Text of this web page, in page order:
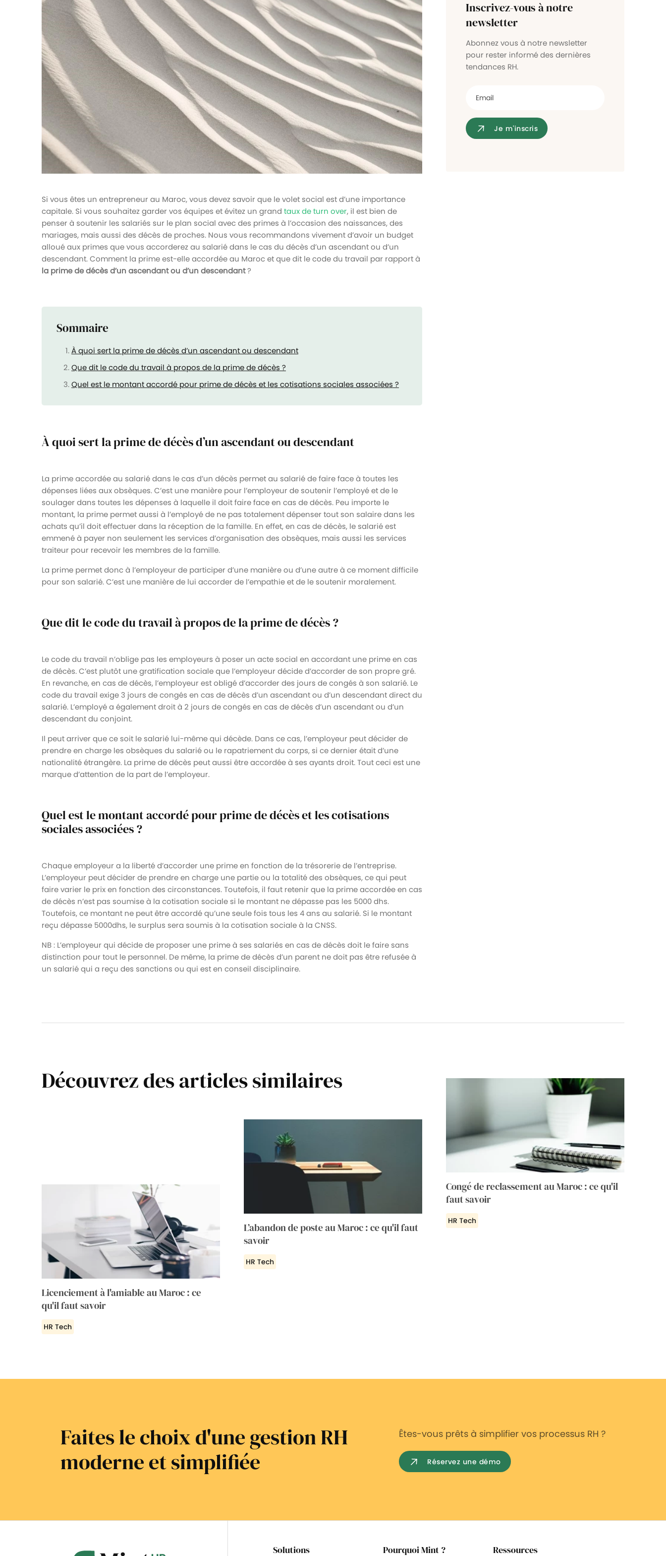
Si vous êtes un entrepreneur au Maroc, vous devez savoir que le volet social est d’une importance
capitale. Si vous souhaitez garder vos équipes et évitez un grand taux de turn over, il est bien de
penser à soutenir les salariés sur le plan social avec des primes à l’occasion des naissances, des
mariages, mais aussi des décès de proches. Nous vous recommandons vivement d’avoir un budget
alloué aux primes que vous accorderez au salarié dans le cas du décès d’un ascendant ou d’un
descendant. Comment la prime est-elle accordée au Maroc et que dit le code du travail par rapport à
la prime de décès d’un ascendant ou d’un descendant?
Sommaire
À quoi sert la prime de décès d’un ascendant ou descendant
Que dit le code du travail à propos de la prime de décès ?
Quel est le montant accordé pour prime de décès et les cotisations sociales associées ?
À quoi sert la prime de décès d’un ascendant ou descendant
La prime accordée au salarié dans le cas d’un décès permet au salarié de faire face à toutes les
dépenses liées aux obsèques. C’est une manière pour l’employeur de soutenir l’employé et de le
soulager dans toutes les dépenses à laquelle il doit faire face en cas de décès. Peu importe le
montant, la prime permet aussi à l’employé de ne pas totalement dépenser tout son salaire dans les
achats qu’il doit effectuer dans la réception de la famille. En effet, en cas de décès, le salarié est
emmené à payer non seulement les services d’organisation des obsèques, mais aussi les services
traiteur pour recevoir les membres de la famille.
La prime permet donc à l’employeur de participer d’une manière ou d’une autre à ce moment difficile
pour son salarié. C’est une manière de lui accorder de l’empathie et de le soutenir moralement.
Que dit le code du travail à propos de la prime de décès ?
Le code du travail n’oblige pas les employeurs à poser un acte social en accordant une prime en cas
de décès. C’est plutôt une gratification sociale que l’employeur décide d’accorder de son propre gré.
En revanche, en cas de décès, l’employeur est obligé d’accorder des jours de congés à son salarié. Le
code du travail exige 3 jours de congés en cas de décès d’un ascendant ou d’un descendant direct du
salarié. L’employé a également droit à 2 jours de congés en cas de décès d’un ascendant ou d’un
descendant du conjoint.
Il peut arriver que ce soit le salarié lui-même qui décède. Dans ce cas, l’employeur peut décider de
prendre en charge les obsèques du salarié ou le rapatriement du corps, si ce dernier était d’une
nationalité étrangère. La prime de décès peut aussi être accordée à ses ayants droit. Tout ceci est une
marque d’attention de la part de l’employeur.
Quel est le montant accordé pour prime de décès et les cotisations
sociales associées ?
Chaque employeur a la liberté d’accorder une prime en fonction de la trésorerie de l’entreprise.
L’employeur peut décider de prendre en charge une partie ou la totalité des obsèques, ce qui peut
faire varier le prix en fonction des circonstances. Toutefois, il faut retenir que la prime accordée en cas
de décès n’est pas soumise à la cotisation sociale si le montant ne dépasse pas les 5000 dhs.
Toutefois, ce montant ne peut être accordé qu’une seule fois tous les 4 ans au salarié. Si le montant
reçu dépasse 5000dhs, le surplus sera soumis à la cotisation sociale à la CNSS.
NB : L’employeur qui décide de proposer une prime à ses salariés en cas de décès doit le faire sans
distinction pour tout le personnel. De même, la prime de décès d’un parent ne doit pas être refusée à
un salarié qui a reçu des sanctions ou qui est en conseil disciplinaire.
Inscrivez-vous à notre
newsletter
Abonnez vous à notre newsletter
pour rester informé des dernières
tendances RH.
Je m'inscris
Découvrez des articles similaires
Licenciement à l'amiable au Maroc : ce
qu'il faut savoir
HR Tech
L’abandon de poste au Maroc : ce qu'il faut
savoir
HR Tech
Congé de reclassement au Maroc : ce qu'il
faut savoir
HR Tech
Faites le choix d'une gestion RH
moderne et simplifiée
Êtes-vous prêts à simplifier vos processus RH ?
Réservez une démo
Solutions Pourquoi Mint ? Ressources
votre paie
Tâches et check-lists
Optimisez le suivi de vos tâches et check-
lists RH
Suivi mutuelle
Suivez les demandes de remboursement de
Contrôle d'accès